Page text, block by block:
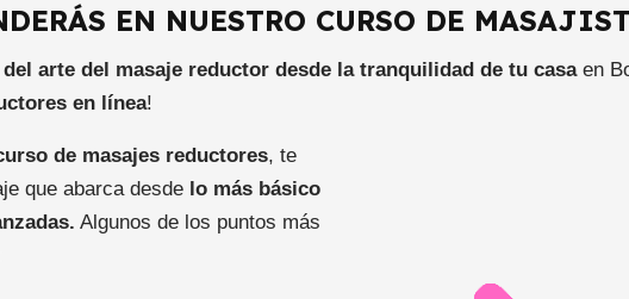
EN NUESTRO CURSO DE
arte del masaje reductor desde la tranquilidad de tu casaen
en línea!
de masajes reductores, te
que abarca desde lo más básico
Algunos de los puntos más